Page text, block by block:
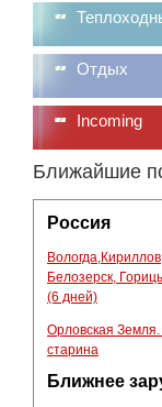
Отдых
Incoming
Ближайшие
Россия
Белозерск,
(6 дней)
Орловская Земля.
старина
Ближнее